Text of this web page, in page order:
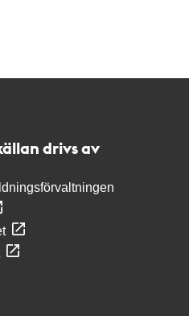
drivs av